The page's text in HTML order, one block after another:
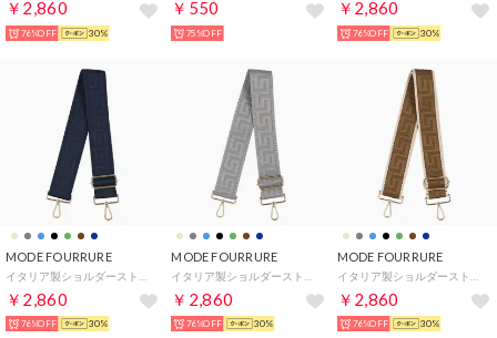
￥2,860
76%OFF 30%
￥550
75%OFF
￥2,860
76%OFF 30%
MODE FOURRURE
￥2,860
76%OFF 30%
MODE FOURRURE
￥2,860
76%OFF 30%
MODE FOURRURE
￥2,860
76%OFF 30%